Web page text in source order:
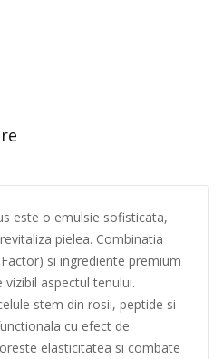
este o emulsie sofisticata,
pielea. Combinatia
si ingrediente premium
aspectul tenului.
stem din rosii, peptide si
cu efect de
elasticitatea si combate